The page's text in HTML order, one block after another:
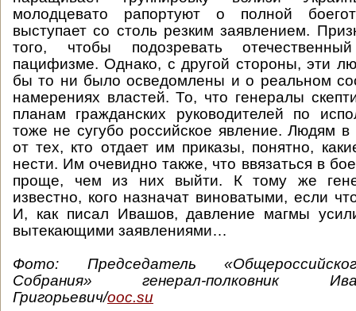
молодцевато рапортуют о полной
выступает со столь резким заявлением.
того, чтобы подозревать
пацифизме. Однако, с другой стороны, эти
бы то ни было осведомлены и о реальном
намерениях властей. То, что генералы
планам гражданских руководителей по
тоже не сугубо российское явление. Людям в
от тех, кто отдает им приказы, понятно,
нести. Им очевидно также, что ввязаться в
проще, чем из них выйти. К тому же
известно, кого назначат виноватыми, если
И, как писал Ивашов, давление магмы
вытекающими заявлениями…
Фото: Председатель
Собрания» генерал-полковник
Григорьевич/ooc.su